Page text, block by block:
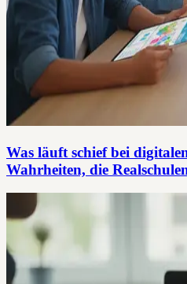
Was läuft schief bei
Wahrheiten, die